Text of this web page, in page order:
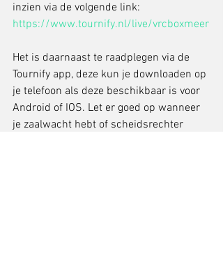
inzien via de volgende link:
https://www.tournify.nl/live/vrcboxmeer
Het is daarnaast te raadplegen via de
Tournify app, deze kun je downloaden op
je telefoon als deze beschikbaar is voor
Android of IOS. Let er goed op wanneer
je zaalwacht hebt of scheidsrechter